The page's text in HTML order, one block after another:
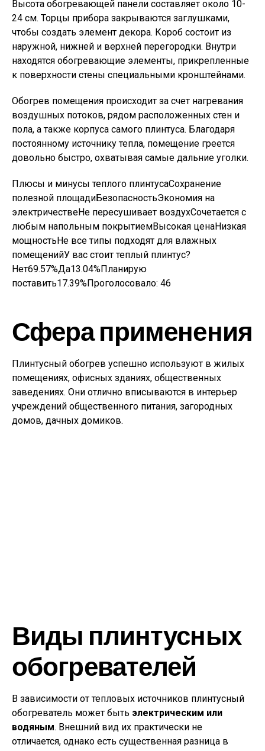
Высота обогревающей панели составляет около 10-
24 см. Торцы прибора закрываются заглушками,
чтобы создать элемент декора. Короб состоит из
наружной, нижней и верхней перегородки. Внутри
находятся обогревающие элементы, прикрепленные
к поверхности стены специальными кронштейнами.
Обогрев помещения происходит за счет нагревания
воздушных потоков, рядом расположенных стен и
пола, а также корпуса самого плинтуса. Благодаря
постоянному источнику тепла, помещение греется
довольно быстро, охватывая самые дальние уголки.
Плюсы и минусы теплого плинтусаСохранение
полезной площадиБезопасностьЭкономия на
электричествеНе пересушивает воздухСочетается с
любым напольным покрытиемВысокая ценаНизкая
мощностьНе все типы подходят для влажных
помещенийУ вас стоит теплый плинтус?
Нет69.57%Да13.04%Планирую
поставить17.39%Проголосовало: 46
Сфера применения
Плинтусный обогрев успешно используют в жилых
помещениях, офисных зданиях, общественных
заведениях. Они отлично вписываются в интерьер
учреждений общественного питания, загородных
домов, дачных домиков.
Виды плинтусных
обогревателей
В зависимости от тепловых источников плинтусный
обогреватель может быть электрическим или
водяным. Внешний вид их практически не
отличается, однако есть существенная разница в